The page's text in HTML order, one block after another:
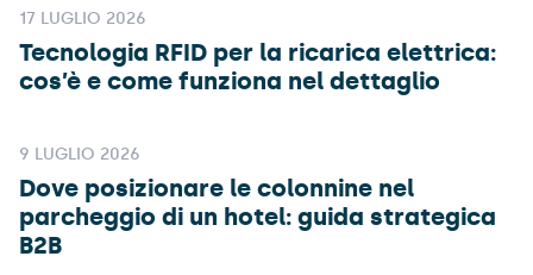
17 LUGLIO 2026
Tecnologia RFID per la ricarica elettrica:
cos’è e come funziona nel dettaglio
9 LUGLIO 2026
Dove posizionare le colonnine nel
parcheggio di un hotel: guida strategica
B2B